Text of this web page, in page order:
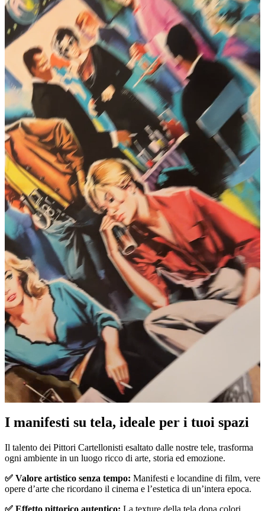
I manifesti su tela, ideale per i tuoi spazi
Il talento dei Pittori Cartellonisti esaltato dalle nostre tele, trasforma
ogni ambiente in un luogo ricco di arte, storia ed emozione.
✅ Valore artistico senza tempo: Manifesti e locandine di film, vere
opere d’arte che ricordano il cinema e l’estetica di un’intera epoca.
✅ Effetto pittorico autentico: La texture della tela dona colori